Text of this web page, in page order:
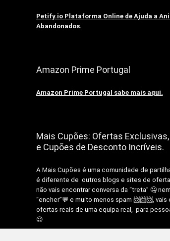
Petify.io Plataforma Online de Ajuda a
Abandonados.
Amazon Prime Portugal
Amazon Prime Portugal sabe mais aqui.
Mais Cupões: Ofertas
e Cupões de Desconto Incríveis.
A Mais Cupões é uma comunidade de
é diferente de outros blogs e sites de
não vais encontrar conversa da “treta” 🤐
“encher”💬 e muito menos spam 📨📨📨,
ofertas reais de uma equipa real, para
😉